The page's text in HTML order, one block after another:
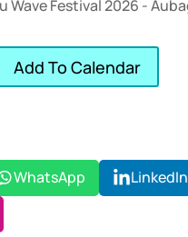
Add To Calendar
WhatsApp
LinkedIn